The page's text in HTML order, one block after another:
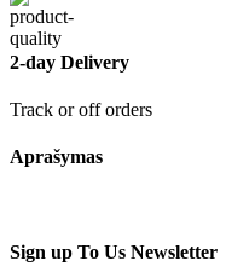
2-day Delivery
Track or off orders
Aprašymas
Sign up To Us Newsletter